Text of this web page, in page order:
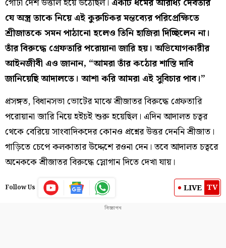
যে অস্ত্র তাকে নিয়ে এই কুরুচিকর মন্তব্যের পরিপ্রেক্ষিতে
শ্রীজাতকে সমন পাঠানো হলেও তিনি হাজিরা দিচ্ছিলেন না।
তাঁর বিরুদ্ধে গ্রেফতারি পরোয়ানা জারি হয়। অভিযোগকারীর
আইনজীবী এও জানান, “আমরা তাঁর কঠোর শাস্তি দাবি
জানিয়েছি আদালতে। আশা করি আমরা এই সুবিচার পাব।”
প্রসঙ্গত, বিধানসভা ভোটের মাঝে শ্রীজাতর বিরুদ্ধে গ্রেফতারি
পরোয়ানা জারি নিয়ে হইচই শুরু হয়েছিল। এদিন আদালত চত্বর
থেকে বেরিয়ে সাংবাদিকদের কোনও প্রশ্নের উত্তর দেননি শ্রীজাত।
গাড়িতে চেপে কলকাতার উদ্দেশে রওনা দেন। তবে আদালত চত্বরে
অনেককে শ্রীজাতর বিরুদ্ধে স্লোগান দিতে দেখা যায়।
Follow Us LIVE TV